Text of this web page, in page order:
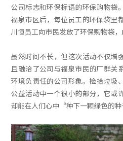
公司标志和环保标语的环保购物袋
福泉市区后，每位员工的环保袋里
川恒员工向市民发放了环保购物袋，
虽然时间不长，但这次活动不仅增
且融洽了公司与福泉市民的厂群关
环境负责任的公司形象。捡拾垃圾
公益活动中一个很小的部分，它或
却能在人们心中“种下一颗绿色的种